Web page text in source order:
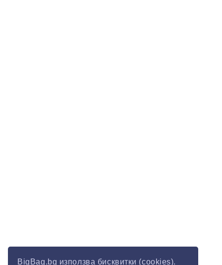
BigBag.bg използва бисквитки (cookies).